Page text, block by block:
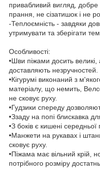
привабливий вигляд,
прання, не сізатишок і не
-Теплоємність - завдяки
утримувати та зберігати
Особливості:
•Шви піжами досить великі,
доставляють незручностей.
•Кігурумі виконаний з
матеріалу, що немить,
не сковує руху.
•Гудзики спереду
•Ззаду на попі блискавка
•З боків є кишені середньої
•Манжети на рукавах і
сковує руху.
•Піжама має вільний крій,
потрібного розміру